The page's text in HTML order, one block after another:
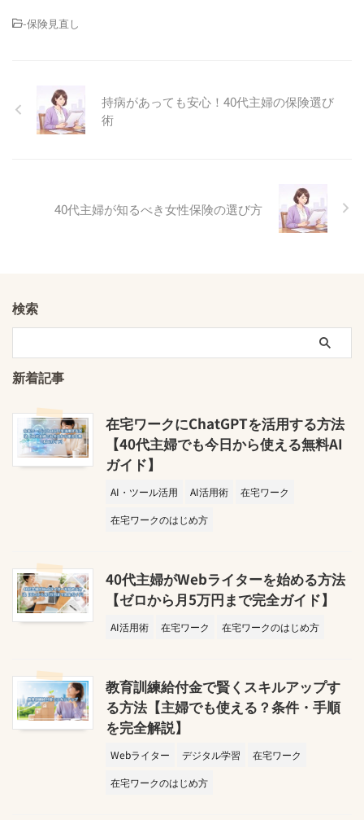
-保険見直し
持病があっても安心！40代主婦の保険選び
術
40代主婦が知るべき女性保険の選び方
検索
新着記事
在宅ワークにChatGPTを活用する方法
【40代主婦でも今日から使える無料AI
ガイド】
AI・ツール活用 AI活用術
在宅ワーク
在宅ワークのはじめ方
40代主婦がWebライターを始める方法
【ゼロから月5万円まで完全ガイド】
AI活用術 在宅ワーク 在宅ワークのはじめ方
教育訓練給付金で賢くスキルアップす
る方法【主婦でも使える？条件・手順
を完全解説】
Webライター デジタル学習
在宅ワーク
在宅ワークのはじめ方